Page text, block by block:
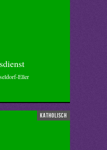
Eller
katholisch